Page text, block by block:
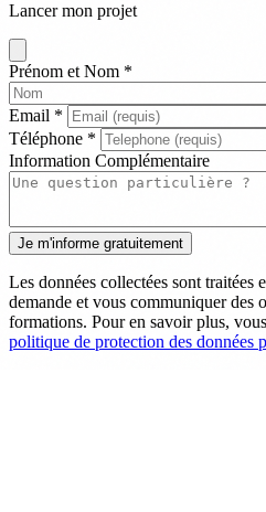
Lancer mon projet
Prénom et Nom *
Email *
Téléphone *
Information Complémentaire
Les données collectées sont traitées
demande et vous communiquer des
formations. Pour en savoir plus,
politique de protection des données